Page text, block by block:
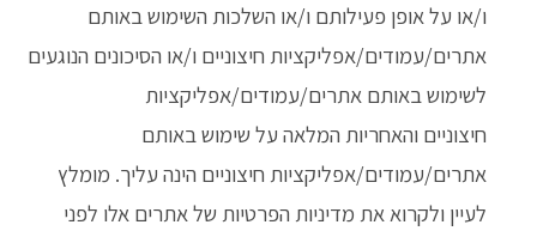
ו/או על אופן פעילותם ו/או השלכות השימוש באותם
אתרים/עמודים/אפליקציות חיצוניים ו/או הסיכונים הנוגעים
לשימוש באותם אתרים/עמודים/אפליקציות
חיצוניים והאחריות המלאה על שימוש באותם
אתרים/עמודים/אפליקציות חיצוניים הינה עליך. מומלץ
לעיין ולקרוא את מדיניות הפרטיות של אתרים אלו לפני